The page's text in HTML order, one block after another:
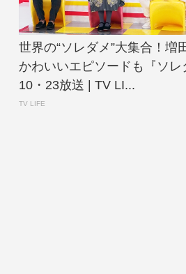
世界の“ソレダメ”大集合！増
かわいいエピソードも『ソレ
10・23放送 | TV LI...
TV LIFE